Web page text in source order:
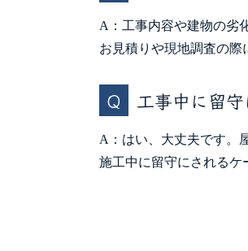
A：工事内容や建物の劣
お見積りや現地調査の際
工事中に留
A：はい、大丈夫です。
施工中に留守にされるケ